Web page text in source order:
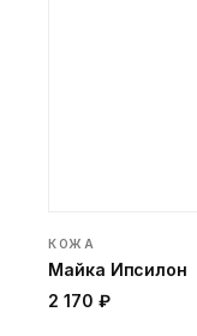
КОЖА
Майка Ипсилон
2 170 ₽